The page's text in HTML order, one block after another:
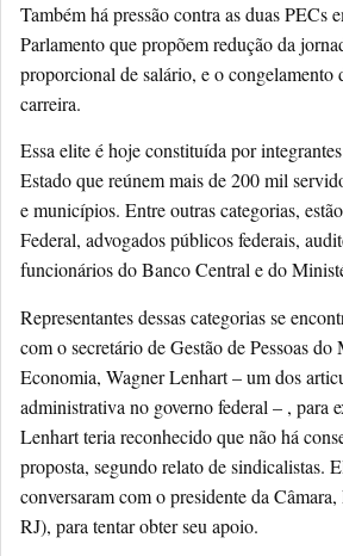
Também há pressão contra as duas PECs
Parlamento que propõem redução da
proporcional de salário, e o congelamento
carreira.
Essa elite é hoje constituída por
Estado que reúnem mais de 200 mil
e municípios. Entre outras categorias,
Federal, advogados públicos federais,
funcionários do Banco Central e do
Representantes dessas categorias se
com o secretário de Gestão de Pessoas do
Economia, Wagner Lenhart – um dos
administrativa no governo federal – , para
Lenhart teria reconhecido que não há
proposta, segundo relato de sindicalistas.
conversaram com o presidente da
RJ), para tentar obter seu apoio.